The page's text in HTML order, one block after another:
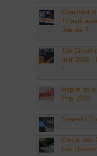
Comment
12 avril
Jeunes ?
12e Circuit
avril 2026 :
!
Report de
Pop’ 2026
Samedis
Circuit des
Les